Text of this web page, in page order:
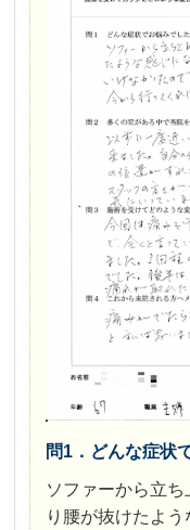
問1．どんな症状
ソファーから立
り腰が抜けたよう